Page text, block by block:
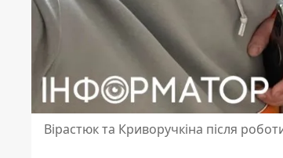
Вірастюк та Криворучкіна після